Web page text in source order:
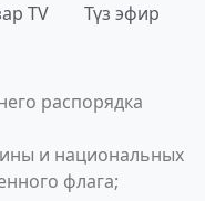
TV Түз эфир
распорядка
и национальных
флага;